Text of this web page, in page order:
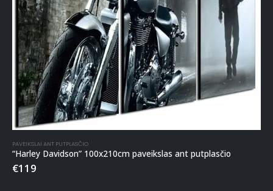
PAVEIKSLAI ANT PUTPLASČIO
“Harley Davidson” 100x210cm paveikslas ant putplasčio
€119